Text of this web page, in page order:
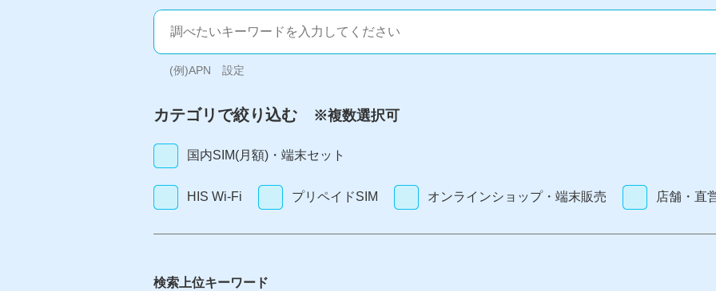
(例)APN 設定
カテゴリで絞り込む ※複数選択可
国内SIM(月額)・端末セット
HIS Wi-Fi プリペイドSIM オンラインショップ・端末販売 店舗・直
検索上位キーワード